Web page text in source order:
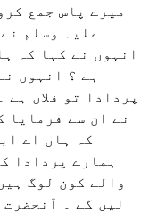
میرے پاس جمع
علیہ وسلم
انہوں نے کہا کہ
ہے ؟ انہوں
پردادا تو فلاں
نے ان سے فرمایا
کہ ہاں اے
ہمارے پردادا
والے کون لوگ
لیں گے ۔